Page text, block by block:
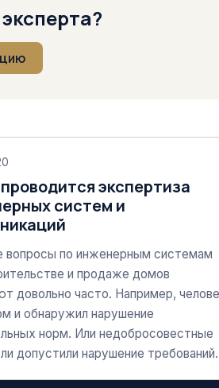
экспертиза
систем и
вопросы по инженерным системам
и продаже домов
довольно часто. Например,
и обнаружил нарушение
норм. Или недобросовестные
допустили нарушение